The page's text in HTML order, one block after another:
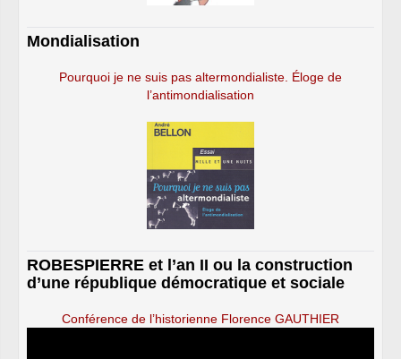
Mondialisation
Pourquoi je ne suis pas altermondialiste. Éloge de
l’antimondialisation
ROBESPIERRE et l’an II ou la construction
d’une république démocratique et sociale
Conférence de l’historienne Florence GAUTHIER